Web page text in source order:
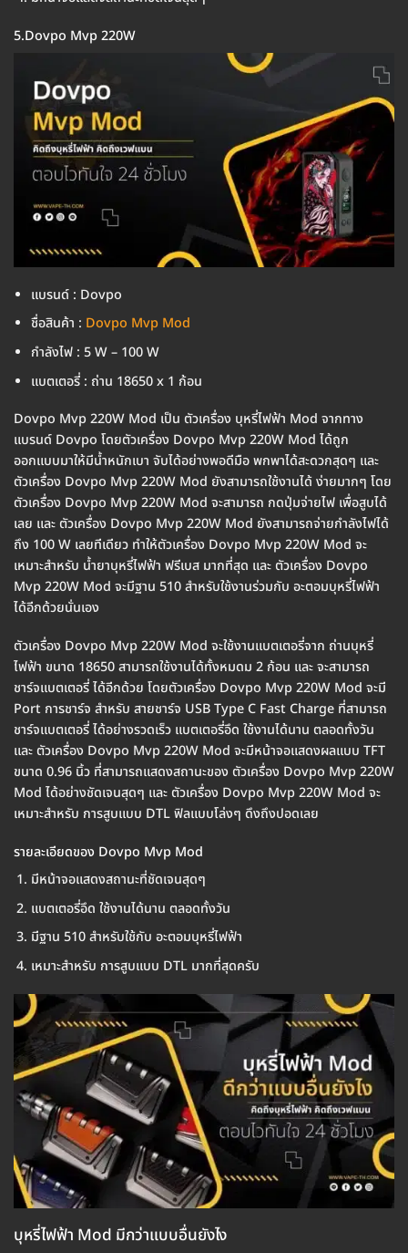
5.Dovpo Mvp 220W
แบรนด์ : Dovpo
ชื่อสินค้า : Dovpo Mvp Mod
กำลังไฟ : 5 W – 100 W
แบตเตอรี่ : ถ่าน 18650 x 1 ก้อน
Dovpo Mvp 220W Mod เป็น ตัวเครื่อง บุหรี่ไฟฟ้า Mod จากทาง
แบรนด์ Dovpo โดยตัวเครื่อง Dovpo Mvp 220W Mod ได้ถูก
ออกแบบมาให้มีน้ำหนักเบา จับได้อย่างพอดีมือ พกพาได้สะดวกสุดๆ และ
ตัวเครื่อง Dovpo Mvp 220W Mod ยังสามารถใช้งานได้ ง่ายมากๆ โดย
ตัวเครื่อง Dovpo Mvp 220W Mod จะสามารถ กดปุ่มจ่ายไฟ เพื่อสูบได้
เลย และ ตัวเครื่อง Dovpo Mvp 220W Mod ยังสามารถจ่ายกำลังไฟได้
ถึง 100 W เลยทีเดียว ทำให้ตัวเครื่อง Dovpo Mvp 220W Mod จะ
เหมาะสำหรับ น้ำยาบุหรี่ไฟฟ้า ฟรีเบส มากที่สุด และ ตัวเครื่อง Dovpo
Mvp 220W Mod จะมีฐาน 510 สำหรับใช้งานร่วมกับ อะตอมบุหรี่ไฟฟ้า
ได้อีกด้วยนั่นเอง
ตัวเครื่อง Dovpo Mvp 220W Mod จะใช้งานแบตเตอรี่จาก ถ่านบุหรี่
ไฟฟ้า ขนาด 18650 สามารถใช้งานได้ทั้งหมดม 2 ก้อน และ จะสามารถ
ชาร์จแบตเตอรี่ ได้อีกด้วย โดยตัวเครื่อง Dovpo Mvp 220W Mod จะมี
Port การชาร์จ สำหรับ สายชาร์จ USB Type C Fast Charge ที่สามารถ
ชาร์จแบตเตอรี่ ได้อย่างรวดเร็ว แบตเตอรี่อึด ใช้งานได้นาน ตลอดทั้งวัน
และ ตัวเครื่อง Dovpo Mvp 220W Mod จะมีหน้าจอแสดงผลแบบ TFT
ขนาด 0.96 นิ้ว ที่สามารถแสดงสถานะของ ตัวเครื่อง Dovpo Mvp 220W
Mod ได้อย่างชัดเจนสุดๆ และ ตัวเครื่อง Dovpo Mvp 220W Mod จะ
เหมาะสำหรับ การสูบแบบ DTL ฟิลแบบโล่งๆ ดึงถึงปอดเลย
รายละเอียดของ Dovpo Mvp Mod
มีหน้าจอแสดงสถานะที่ชัดเจนสุดๆ
แบตเตอรี่อึด ใช้งานได้นาน ตลอดทั้งวัน
มีฐาน 510 สำหรับใช้กับ อะตอมบุหรี่ไฟฟ้า
เหมาะสำหรับ การสูบแบบ DTL มากที่สุดครับ
บุหรี่ไฟฟ้า Mod มีกว่าแบบอื่นยังไง